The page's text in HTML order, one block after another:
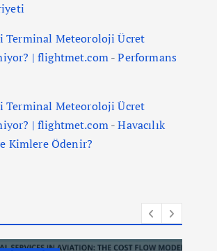
Terminal Meteoroloji Ücret
| flightmet.com-Performans
Terminal Meteoroloji Ücret
| flightmet.com-Havacılık
Kimlere Ödenir?